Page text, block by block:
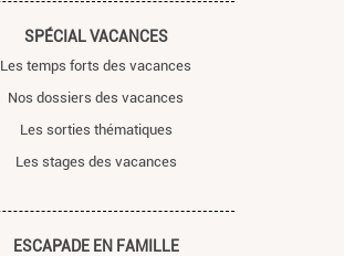
SPÉCIAL VACANCES
Les temps forts des vacances
Nos dossiers des vacances
Les sorties thématiques
Les stages des vacances
ESCAPADE EN FAMILLE